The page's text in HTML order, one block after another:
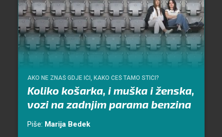
AKO NE ZNAŠ GDJE IĆI, KAKO ĆEŠ TAMO STIĆI?
Koliko košarka, i muška i ženska,
vozi na zadnjim parama benzina
Piše: Marija Bedek